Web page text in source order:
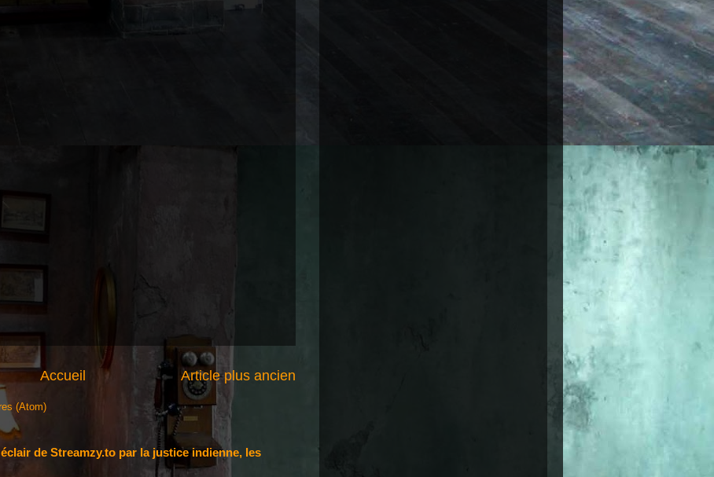
Article plus ancien
Accueil
(Atom)
de Streamzy.to par la justice indienne, les